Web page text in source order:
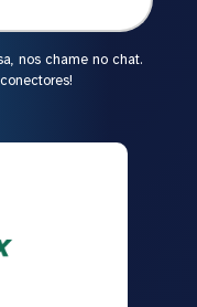
nos chame no chat.